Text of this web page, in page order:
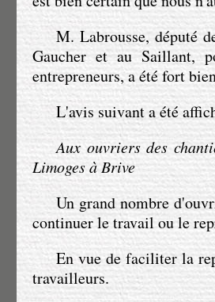
M. Labrousse, député
Gaucher et au Saillant,
entrepreneurs, a été fort
L'avis suivant a été
Aux ouvriers des
Limoges à Brive
Un grand nombre
continuer le travail ou le
En vue de faciliter la
travailleurs.